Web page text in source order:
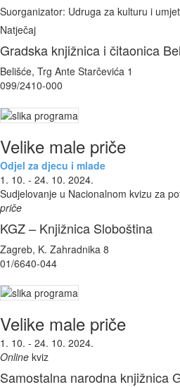
Suorganizator: Udruga za kulturu i
Natječaj
Gradska knjižnica i čitaonica
Belišće, Trg Ante Starčevića 1
099/2410-000
Velike male priče
Odjel za djecu i mlade
1. 10. - 24. 10. 2024.
Sudjelovanje u Nacionalnom kvizu za
priče
KGZ – Knjižnica Sloboština
Zagreb, K. Zahradnika 8
01/6640-044
Velike male priče
1. 10. - 24. 10. 2024.
Online kviz
Samostalna narodna knjižnica